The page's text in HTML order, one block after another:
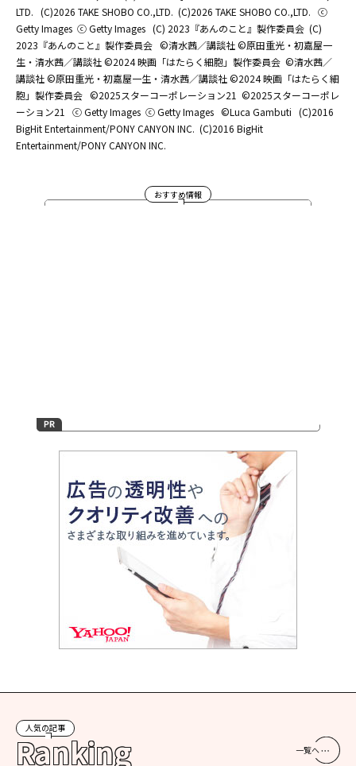
LTD. (C)2026 TAKE SHOBO CO.,LTD. (C)2026 TAKE SHOBO CO.,LTD. ⓒ
Getty Images ⓒ Getty Images (C) 2023『あんのこと』製作委員会 (C)
2023『あんのこと』製作委員会 ©清水茜／講談社 ©原田重光・初嘉屋一
生・清水茜／講談社 ©2024 映画「はたらく細胞」製作委員会 ©清水茜／
講談社 ©原田重光・初嘉屋一生・清水茜／講談社 ©2024 映画「はたらく細
胞」製作委員会 ©2025スターコーポレーション21 ©2025スターコーポレ
ーション21
ⓒ Getty Images ⓒ Getty Images ©Luca Gambuti (C)2016
BigHit Entertainment/PONY CANYON INC. (C)2016 BigHit
Entertainment/PONY CANYON INC.
おすすめ情報
人気の記事
Ranking 一覧へ